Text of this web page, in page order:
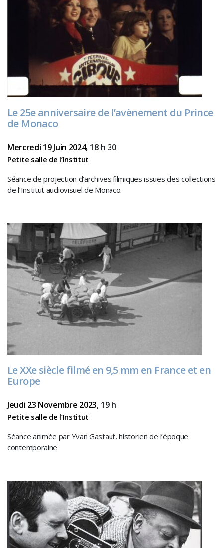
Le 25e anniversaire de l’avènement du Prince
de Monaco
Mercredi 19 Juin 2024, 18 h 30
Petite salle de l’Institut
Séance de projection d’archives filmiques issues des collections
de l’Institut audiovisuel de Monaco.
Le XXe siècle filmé en 9,5 mm en France et en
Europe
Jeudi 23 Novembre 2023, 19 h
Petite salle de l’Institut
Séance animée par Yvan Gastaut, historien de l’époque
contemporaine